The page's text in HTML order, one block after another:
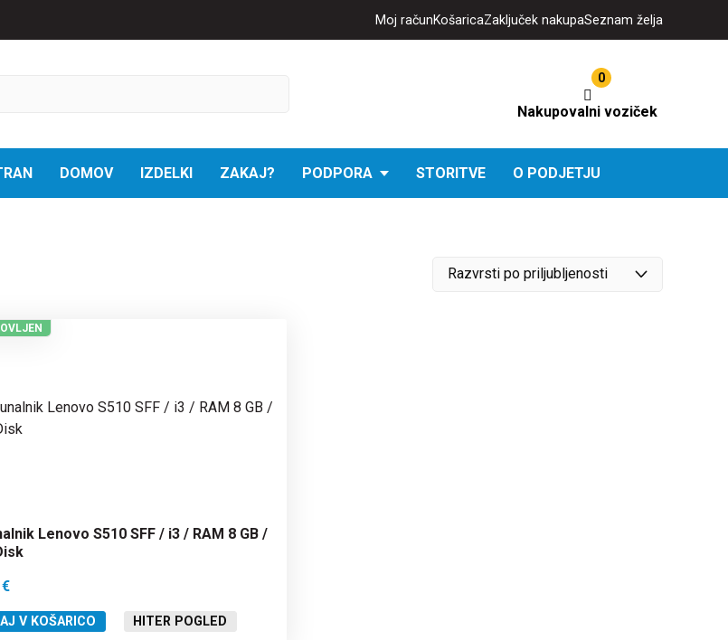
Moj računKošaricaZaključek nakupaSeznam želja
Nakupovalni 0
Nakupovalni voziček
DOMOV IZDELKI ZAKAJ? PODPORA STORITVE O PODJETJU
Lenovo S510 SFF / i3 / RAM 8 GB /
€
V KOŠARICO HITER POGLED